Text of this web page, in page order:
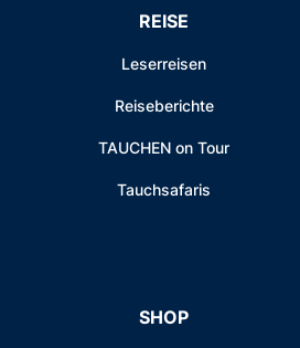
REISE
Leserreisen
Reiseberichte
TAUCHEN on Tour
Tauchsafaris
SHOP